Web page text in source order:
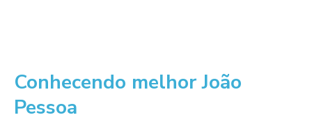
Conhecendo melhor João
Pessoa